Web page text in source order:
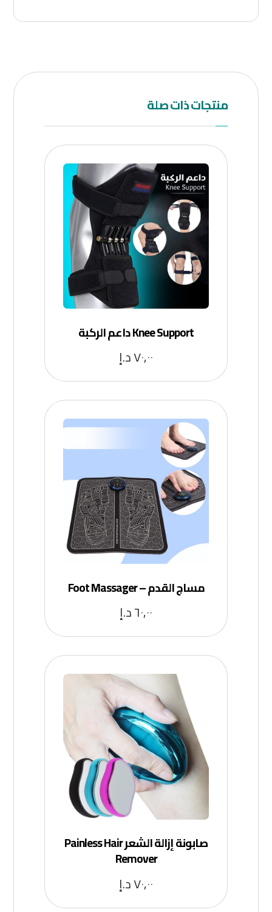
منتجات ذات صلة
Knee Support داعم الركبة
٧٠,٠٠د.إ
مساج القدم – Foot Massager
٦٠,٠٠د.إ
صابونة إزالة الشعر Painless Hair
Remover
٧٠,٠٠د.إ